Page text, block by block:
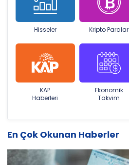
Hisseler Kripto Paralar
KAP
Haberleri
Ekonomik
Takvim
En Çok Okunan Haberler